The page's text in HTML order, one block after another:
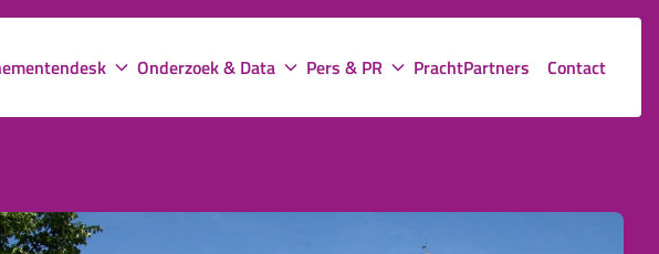
Onderzoek & Data Pers & PR PrachtPartners Contact